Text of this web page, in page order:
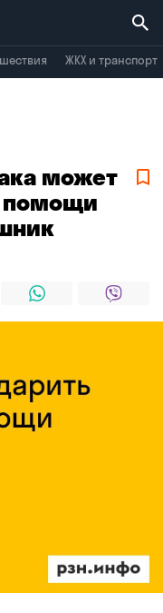
ЖКХ и транспорт
может
помощи